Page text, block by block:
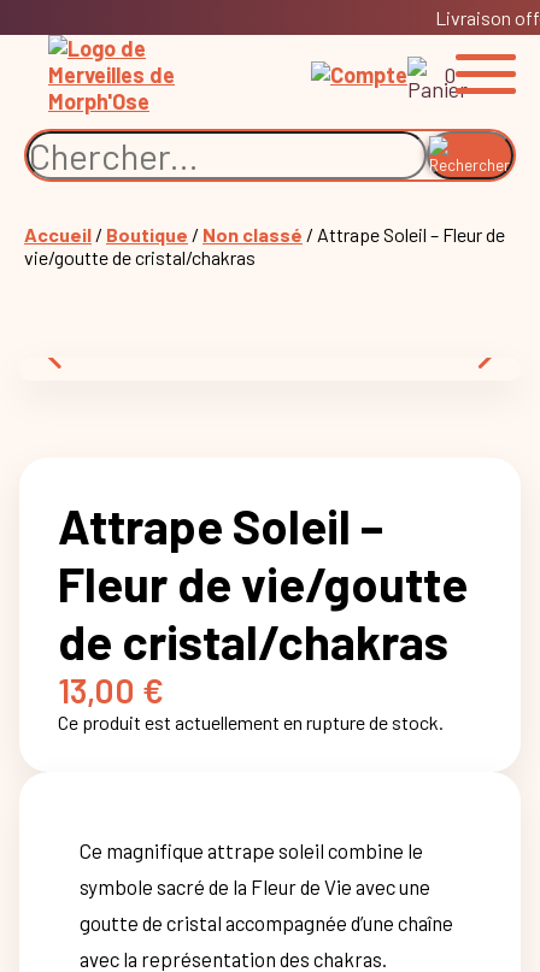
Livraison
0
Accueil / Boutique / Non classé / Attrape Soleil – Fleur de
vie/goutte de cristal/chakras
Attrape Soleil –
Fleur de vie/goutte
de cristal/chakras
13,00 €
Ce produit est actuellement en rupture de stock.
Ce magnifique attrape soleil combine le
symbole sacré de la Fleur de Vie avec une
goutte de cristal accompagnée d’une chaîne
avec la représentation des chakras.